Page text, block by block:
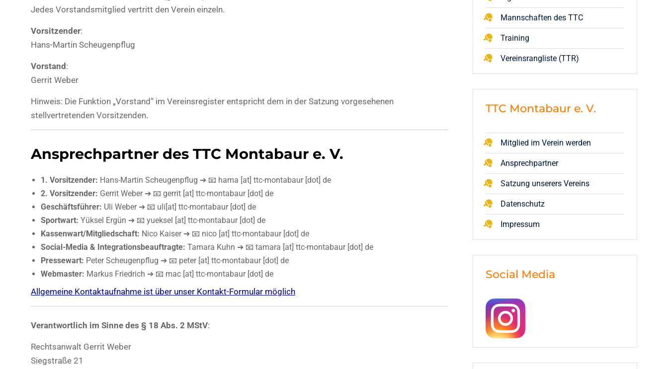
Jedes Vorstandsmitglied vertritt den Verein einzeln.
Vorsitzender:
Hans-Martin Scheugenpflug
Vorstand :
Gerrit Weber
Hinweis: Die Funktion „Vorstand“ im Vereinsregister entspricht dem in der Satzung vorgesehenen
stellvertretenden Vorsitzenden.
Ansprechpartner des TTC Montabaur e. V.
1. Vorsitzender: Hans-Martin Scheugenpflug ➔ 📧 hama [at] ttc-montabaur [dot] de
2. Vorsitzender: Gerrit Weber ➔ 📧 gerrit [at] ttc-montabaur [dot] de
Geschäftsführer: Uli Weber ➔ 📧 uli[at] ttc-montabaur [dot] de
Sportwart: Yüksel Ergün ➔ 📧 yueksel [at] ttc-montabaur [dot] de
Kassenwart/Mitgliedschaft: Nico Kaiser ➔ 📧 nico [at] ttc-montabaur [dot] de
Social-Media & Integrationsbeauftragte: Tamara Kuhn ➔ 📧 tamara [at] ttc-montabaur [dot] de
Pressewart: Peter Scheugenpflug ➔ 📧 peter [at] ttc-montabaur [dot] de
Webmaster: Markus Friedrich ➔ 📧 mac [at] ttc-montabaur [dot] de
Allgemeine Kontaktaufnahme ist über unser Kontakt-Formular möglich
Verantwortlich im Sinne des § 18 Abs. 2 MStV:
Rechtsanwalt Gerrit Weber
Siegstraße 21
Mannschaften des TTC
Training
Vereinsrangliste (TTR)
TTC Montabaur e. V.
Mitglied im Verein werden
Ansprechpartner
Satzung unserers Vereins
Datenschutz
Impressum
Social Media